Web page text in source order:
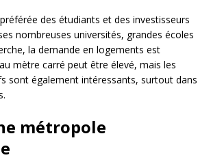
des étudiants et des investisseurs
nombreuses universités, grandes écoles
la demande en logements est
mètre carré peut être élevé, mais les
sont également intéressants, surtout dans
métropole